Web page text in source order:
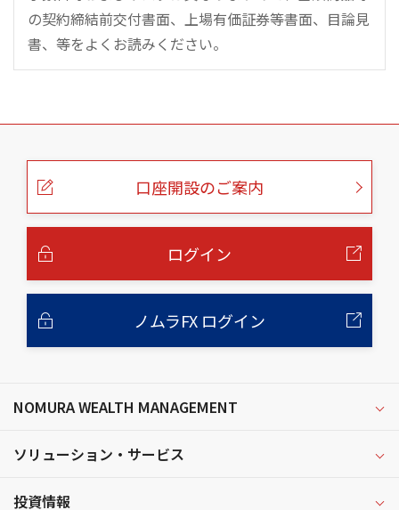
の契約締結前交付書面、上場有価証券等書面、目論見
書、等をよくお読みください。
こ
口座開設のご案内
ログイン
ノムラFX ログイン
NOMURA WEALTH MANAGEMENT
ソリューション・サービス
投資情報